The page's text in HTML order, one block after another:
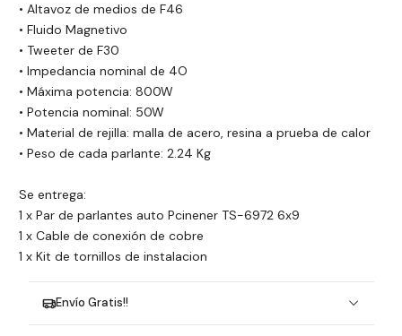
• Altavoz de medios de F46
• Fluido Magnetivo
• Tweeter de F30
• Impedancia nominal de 4O
• Máxima potencia: 800W
• Potencia nominal: 50W
• Material de rejilla: malla de acero, resina a prueba de calor
• Peso de cada parlante: 2.24 Kg
Se entrega:
1 x Par de parlantes auto Pcinener TS-6972 6x9
1 x Cable de conexión de cobre
1 x Kit de tornillos de instalacion
Envío Gratis!!